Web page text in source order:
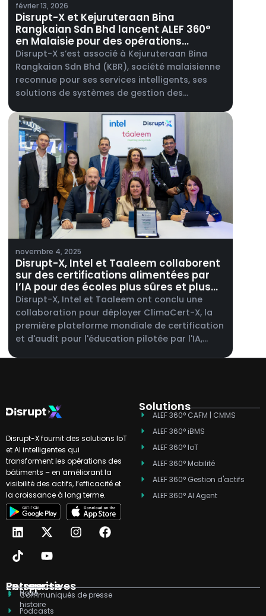
février 13, 2026
Disrupt-X et Kejuruteraan Bina
Rangkaian Sdn Bhd lancent ALEF 360°
en Malaisie pour des opérations
intégrées de gestion des bâtiments.
Disrupt-X s’est associé à Kejuruteraan Bina
Rangkaian Sdn Bhd (KBR), société malaisienne
reconnue pour ses services intelligents, ses
solutions de systèmes de gestion des
télécommunications, afin de lancer ALEF 360°,
sa plateforme intégrée dédiée à l’immobilier
commercial et aux opérations des
installations, en Malaisie.
novembre 4, 2025
Disrupt-X, Intel et Taaleem collaborent
sur des certifications alimentées par
l’IA pour des écoles plus sûres et plus
intelligentes.
Disrupt-X, Intel et Taaleem ont conclu une
collaboration pour déployer ClimaCert-X, la
première plateforme mondiale de certification
et d'audit pour l'éducation pilotée par l'IA,
Disrupt-X fournit des solutions IoT
et AI intelligentes qui
transforment les opérations des
bâtiments – en améliorant la
visibilité des actifs, l’efficacité et
la croissance à long terme.
L
i
n
k
d
n
X
-
t
w
t
t
e
I
n
g
r
F
a
o
o
T
i
k
t
k
Y
o
u
t
b
e
Solutions
ALEF 360° CAFM | CMMS
ALEF 360° iBMS
ALEF 360° IoT
ALEF 360° Mobilité
ALEF 360° Gestion d'actifs
ALEF 360° AI Agent
Entreprise
Notre
histoire
Perspectives
Communiqués de presse
Podcasts